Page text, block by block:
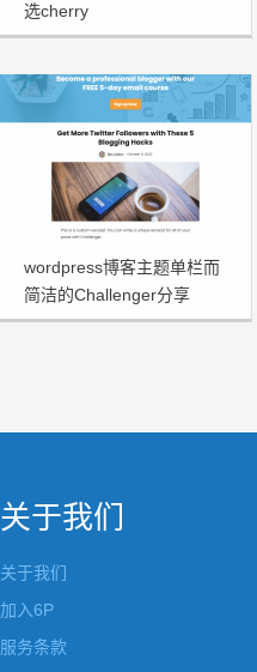
选cherry
wordpress博客主题单栏而
简洁的Challenger分享
关于我们
关于我们
加入6P
服务条款